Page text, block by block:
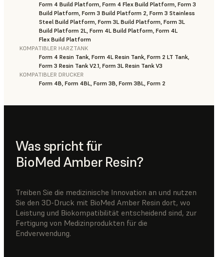
Form 4 Build Platform, Form 4 Flex Build Platform, Form 3
Build Platform, Form 3 Build Platform 2, Form 3 Stainless
Steel Build Platform, Form 3L Build Platform, Form 3L
Build Platform 2L, Form 4L Build Platform, Form 4L
Flex Build Platform
KOMPATIBLER HARZTANK
Form 4 Resin Tank, Form 4L Resin Tank, Form 2 LT Tank,
Form 3 Resin Tank V2.1, Form 3L Resin Tank V3
KOMPATIBLER DRUCKER
Form 4B, Form 4BL, Form 3B, Form 3BL, Form 2
Was spricht für
BioMed Amber Resin?
Treiben Sie die medizinische Innovation an und nutzen
Sie den 3D-Druck mit BioMed Amber Resin dort, wo
Leistung und Biokompatibilität entscheidend sind, zur
Fertigung von Medizinprodukten für die
Endverwendung.